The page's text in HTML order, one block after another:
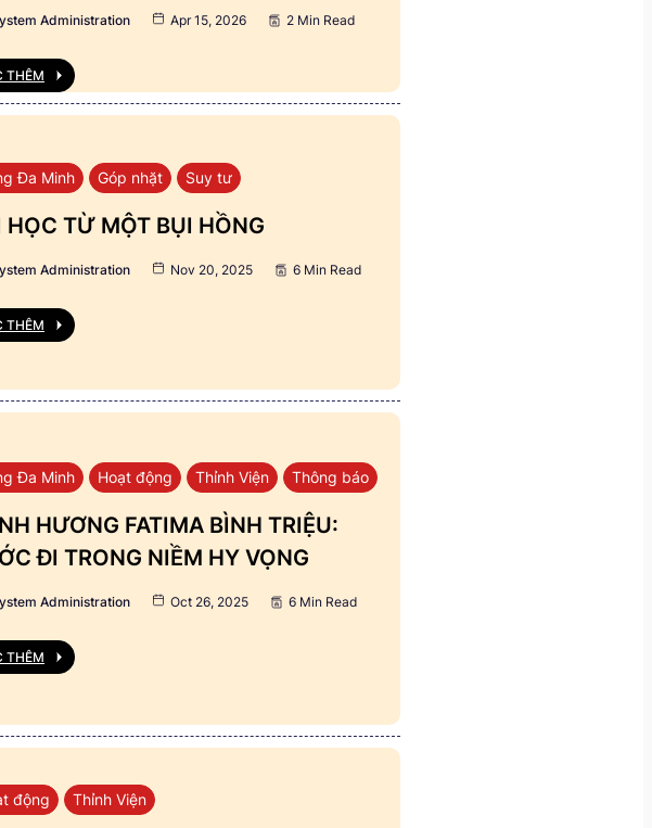
Administration Apr 15, 2026 2 Min Read
THÊM
Đa Minh Góp nhặt Suy tư
HỌC TỪ MỘT BỤI HỒNG
Administration Nov 20, 2025 6 Min Read
THÊM
Đa Minh Hoạt động Thỉnh Viện Thông báo
HƯƠNG FATIMA BÌNH TRIỆU:
ĐI TRONG NIỀM HY VỌNG
Administration Oct 26, 2025 6 Min Read
THÊM
động Thỉnh Viện